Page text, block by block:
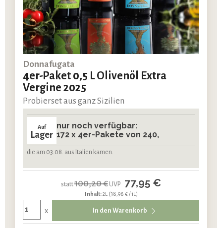
Donnafugata
4er-Paket 0,5 L Olivenöl Extra
Vergine 2025
Probierset aus ganz Sizilien
Auf
Lager
nur noch verfügbar:
172 x 4er-Pakete von 240,
die am 03.08. aus Italien kamen.
statt100,20 €UVP 77,95 €
Inhalt:2L (38,98 € / 1L)
x In den Warenkorb